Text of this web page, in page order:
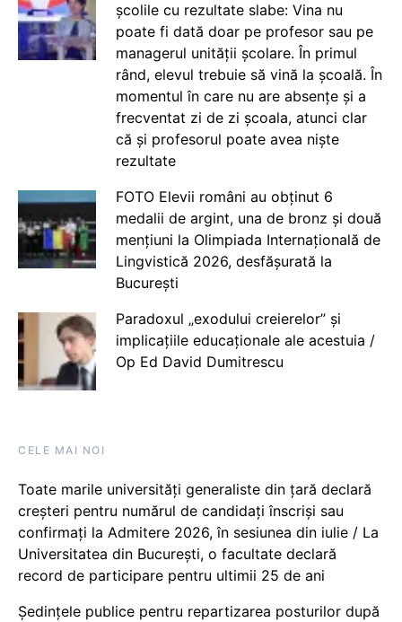
școlile cu rezultate slabe: Vina nu
poate fi dată doar pe profesor sau pe
managerul unității școlare. În primul
rând, elevul trebuie să vină la școală. În
momentul în care nu are absențe și a
frecventat zi de zi școala, atunci clar
că și profesorul poate avea niște
rezultate
FOTO Elevii români au obținut 6
medalii de argint, una de bronz și două
mențiuni la Olimpiada Internațională de
Lingvistică 2026, desfășurată la
București
Paradoxul „exodului creierelor” și
implicațiile educaționale ale acestuia /
Op Ed David Dumitrescu
CELE MAI NOI
Toate marile universități generaliste din țară declară
creșteri pentru numărul de candidați înscriși sau
confirmați la Admitere 2026, în sesiunea din iulie / La
Universitatea din București, o facultate declară
record de participare pentru ultimii 25 de ani
Ședințele publice pentru repartizarea posturilor după